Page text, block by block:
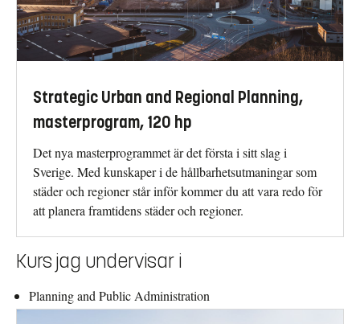
Strategic Urban and Regional Planning,
masterprogram, 120 hp
Det nya masterprogrammet är det första i sitt slag i
Sverige. Med kunskaper i de hållbarhetsutmaningar som
städer och regioner står inför kommer du att vara redo för
att planera framtidens städer och regioner.
Kurs jag undervisar i
Planning and Public Administration